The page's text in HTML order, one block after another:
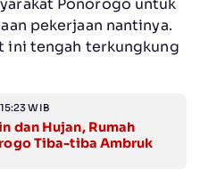
Ponorogo untuk
pekerjaan nantinya.
ini tengah terkungkung
WIB
dan Hujan, Rumah
Tiba-tiba Ambruk